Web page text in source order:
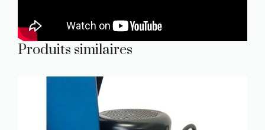
Produits similaires